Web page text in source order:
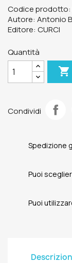
Codice prodotto:
Autore: Antonio
Editore: CURCI
Quantità

Condividi
Spedizione
Puoi
Puoi